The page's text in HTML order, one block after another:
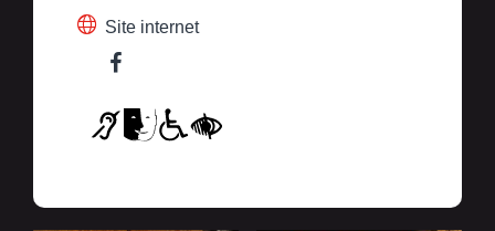
Site internet